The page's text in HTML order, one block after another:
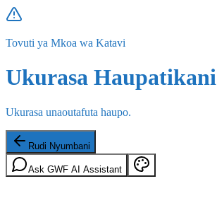
Tovuti ya Mkoa wa Katavi
Ukurasa Haupatikani
Ukurasa unaoutafuta haupo.
Rudi Nyumbani
Ask GWF AI Assistant